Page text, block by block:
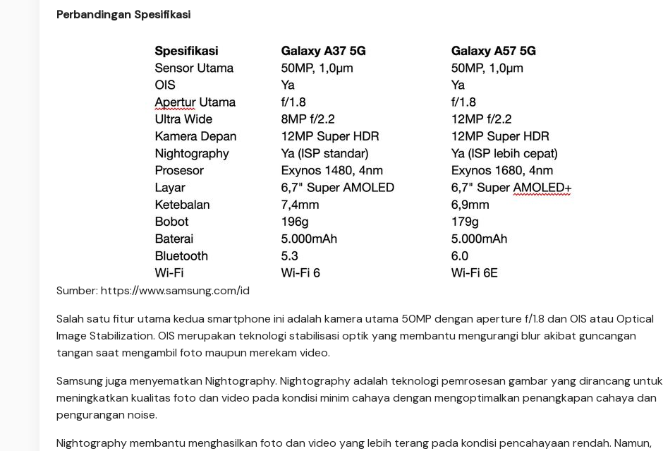
Perbandingan Spesifikasi
Sumber: https://www.samsung.com/id
Salah satu fitur utama kedua smartphone ini adalah kamera utama 50MP dengan aperture f/1.8 dan OIS atau Optical
Image Stabilization. OIS merupakan teknologi stabilisasi optik yang membantu mengurangi blur akibat guncangan
tangan saat mengambil foto maupun merekam video.
Samsung juga menyematkan Nightography. Nightography adalah teknologi pemrosesan gambar yang dirancang untuk
meningkatkan kualitas foto dan video pada kondisi minim cahaya dengan mengoptimalkan penangkapan cahaya dan
pengurangan noise.
Nightography membantu menghasilkan foto dan video yang lebih terang pada kondisi pencahayaan rendah. Namun,